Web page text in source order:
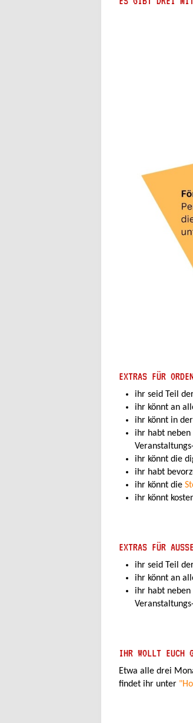
EXTRAS FÜR
ihr seid Teil
ihr könnt an
ihr könnt in
ihr habt
ihr könnt die
ihr habt
ihr könnt die
ihr könnt
EXTRAS FÜR
ihr seid Teil
ihr könnt an
ihr habt
IHR WOLLT EUCH
Etwa alle drei
findet ihr unter